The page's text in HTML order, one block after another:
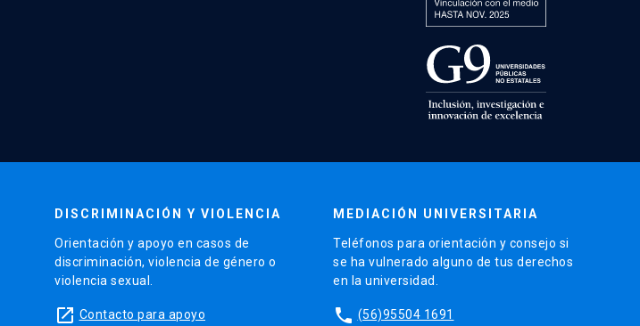
DISCRIMINACIÓN Y VIOLENCIA
Orientación y apoyo en casos de
discriminación, violencia de género o
violencia sexual.
launch Contacto para apoyo
MEDIACIÓN UNIVERSITARIA
Teléfonos para orientación y consejo si
se ha vulnerado alguno de tus derechos
en la universidad.
phone (56)95504 1691